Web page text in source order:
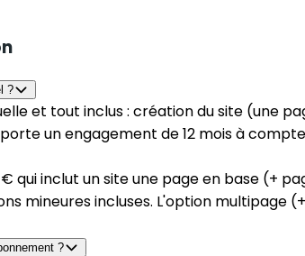
?
et tout inclus : création du site (une
un engagement de 12 mois à
qui inclut un site une page en base (+
mineures incluses. L'option multipage
?